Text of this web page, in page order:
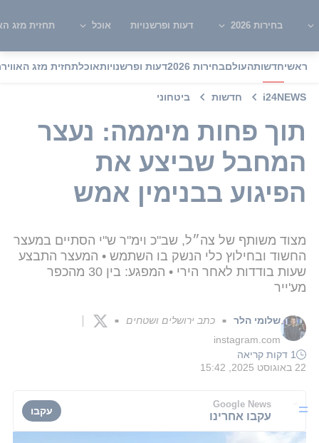
בחירות 2026 דעות ופרשנויות אוכל תחזית מזג
ראשיחדשותהעולםבחירות 2026 דעות ופרשנויותאוכלתחזית מזג האוויר
i24NEWS חדשות ביטחוני
תוך פחות מיממה: נעצר
המחבל שביצע את
הפיגוע בבנימין אמש
מצוד משותף של צה״ל, שב"כ וימ"ר ש"י הסתיים במעצר
החשוד ובחילוץ כלי הנשק בו השתמש • המעצר התבצע
שעות בודדות לאחר הירי • המפגע: בין 30 מהכפר
מע'ייר
שלומי הלר ■ כתב ירושלים ושטחים ■
instagram.com
1 דקות קריאה
22 באוגוסט 2025, 15:42
Google News
עקבו אחרינו עקבו